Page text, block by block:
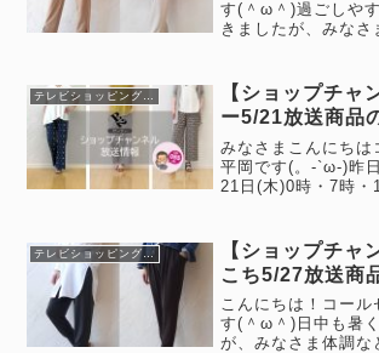
す(＾ω＾)過ごしや
きましたが、みなさ
ルで上質ごこちの
でにショップチャ
テレビショッピング情報
【ショップチャ
ー5/21放送商品
みなさまこんにちは
平岡です(。-`ω-)昨
21日(木)0時・7時・
2弾では、メッシュ
パンツの3商品ご紹
テレビショッピング情報
【ショップチャ
こち5/27放送商
こんにちは！コー
す(＾ω＾)日中も暑
が、みなさま体調な